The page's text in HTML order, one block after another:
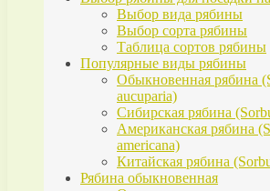
Выбор вида рябины
Выбор сорта рябины
Таблица сортов рябины
Популярные виды рябины
Обыкновенная рябина
aucuparia)
Сибирская рябина
Американская рябина
americana)
Китайская рябина
Рябина обыкновенная